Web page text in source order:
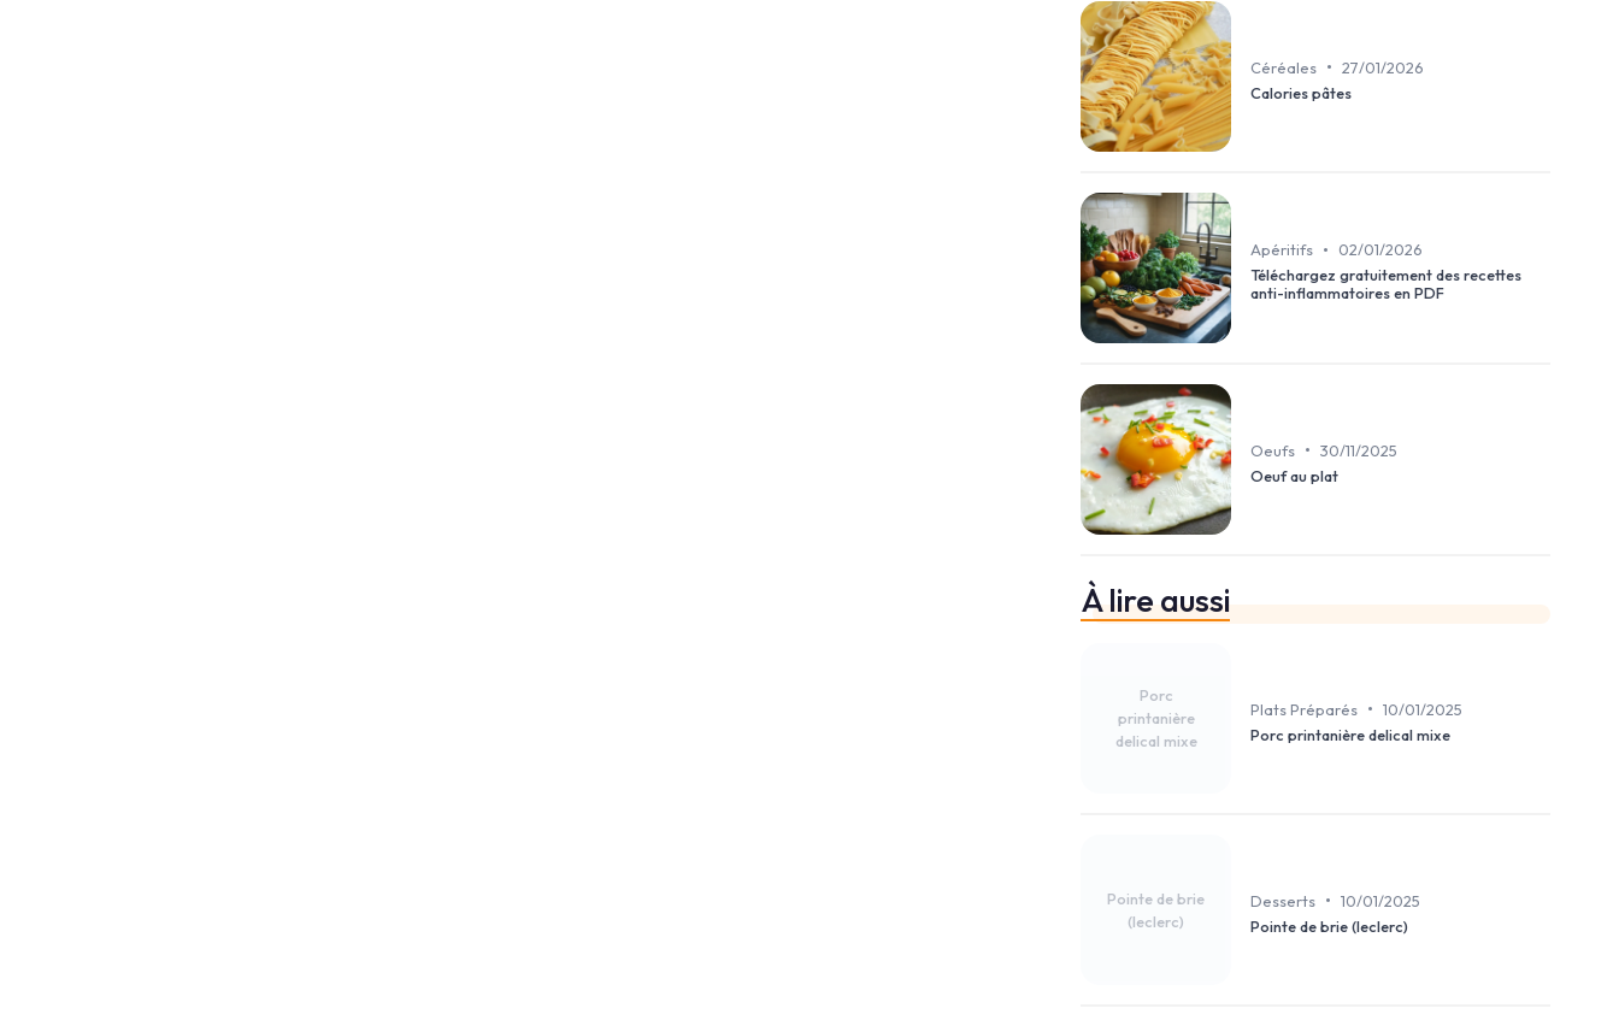
Céréales • 27/01/2026
Calories pâtes
Apéritifs •
02/01/2026
Téléchargez gratuitement des recettes
anti-inflammatoires en PDF
Oeufs • 30/11/2025
Oeuf au plat
À lire aussi
Porc
printanière
delical mixe
Plats Préparés • 10/01/2025
Porc printanière delical mixe
Pointe de brie
(leclerc)
Desserts • 10/01/2025
Pointe de brie (leclerc)